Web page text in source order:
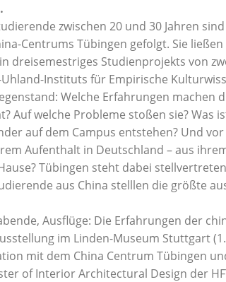
zwischen 20 und 30 Jahren
Centrums Tübingen gefolgt. Sie
dreisemestriges Studienprojekts von
Instituts für Empirische
Welche Erfahrungen machen
Auf welche Probleme stoßen sie? Was
auf dem Campus entstehen? Und
Aufenthalt in Deutschland – aus
Tübingen steht dabei
aus China stelllen die größte
Ausflüge: Die Erfahrungen der
im Linden-Museum Stuttgart
mit dem China Centrum Tübingen
of Interior Architectural Design der